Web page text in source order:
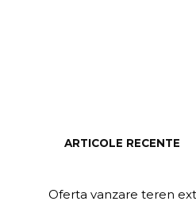
ARTICOLE RECENTE
Oferta vanzare teren